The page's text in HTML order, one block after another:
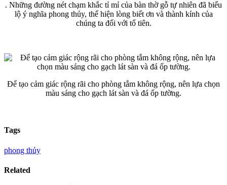
. Những đường nét chạm khắc tỉ mỉ của bàn thờ gỗ tự nhiên đã biểu
lộ ý nghĩa phong thủy, thể hiện lòng biết ơn và thành kính của
chúng ta đối với tổ tiên.
Để tạo cảm giác rộng rãi cho phòng tắm không rộng, nên lựa chọn
màu sáng cho gạch lát sàn và đá ốp tường.
Tags
phong thủy
Related